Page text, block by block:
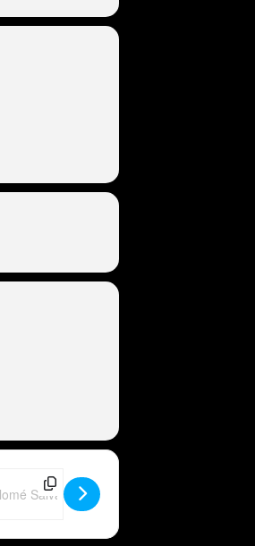
- Peter Wackel LIVE im Bierkönig,